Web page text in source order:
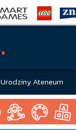
Urodziny Ateneum